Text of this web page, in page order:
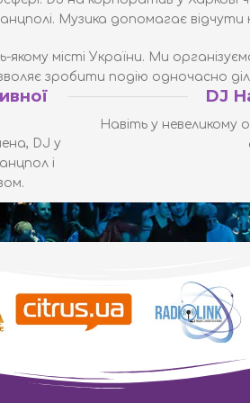
Музика допомагає
якому місті України. Ми
зробити подію одночасно
DJ у
і
DJ
Навіть у невеликому